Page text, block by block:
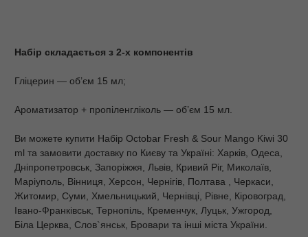
Набір складається з 2-х компонентів
Гліцерин — об’єм 15 мл;
Ароматизатор + пропіленгліколь — об’єм 15 мл.
Ви можете купити Набір Octobar Fresh & Sour Mango Kiwi 30
ml та замовити доставку по Києву та Україні: Харків, Одеса,
Дніпропетровськ, Запоріжжя, Львів, Кривий Ріг, Миколаїв,
Маріуполь, Вінниця, Херсон, Чернігів, Полтава , Черкаси,
Житомир, Суми, Хмельницький, Чернівці, Рівне, Кіровоград,
Івано-Франківськ, Тернопіль, Кременчук, Луцьк, Ужгород,
Біла Церква, Слов`янськ, Бровари та інші міста України.